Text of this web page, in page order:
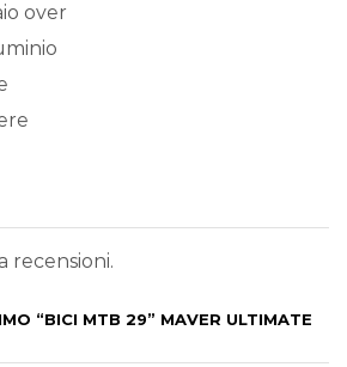
over
recensioni.
“BICI MTB 29” MAVER ULTIMATE